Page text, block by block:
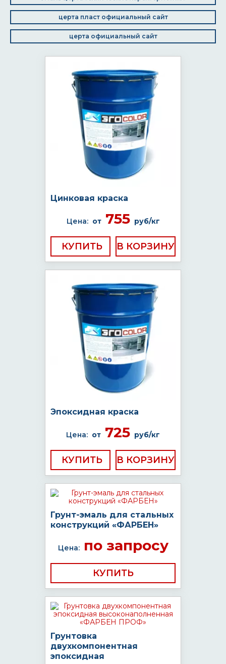
церта пласт официальный сайт
церта официальный сайт
Цинковая краска
Цена: от755 руб/кг
КУПИТЬ
Эпоксидная краска
Цена: от 725 руб/кг
КУПИТЬ
Грунт-эмаль для стальных
конструкций «ФАРБЕН»
Цена:по запросу
КУПИТЬ
Грунтовка
двухкомпонентная
эпоксидная